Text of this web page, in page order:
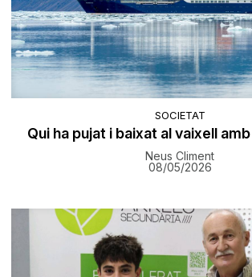
SOCIETAT
Qui ha pujat i baixat al vaixell
Neus Climent
08/05/2026